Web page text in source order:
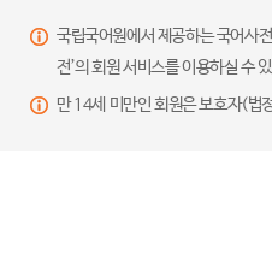
국립국어원에서 제공하는 국어사
전’의 회원 서비스를 이용하실 수
만 14세 미만인 회원은 보호자(법